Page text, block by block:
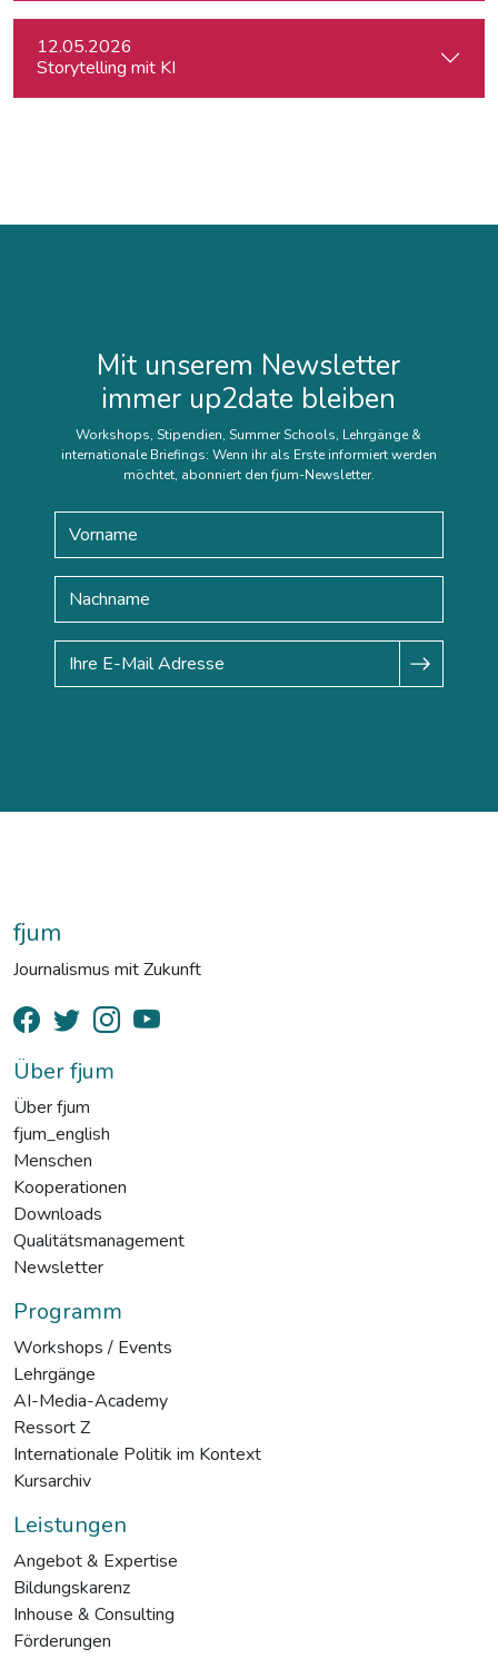
12.05.2026
Storytelling mit KI
Mit unserem Newsletter
immer up2date bleiben
Workshops, Stipendien, Summer Schools, Lehrgänge &
internationale Briefings: Wenn ihr als Erste informiert werden
möchtet, abonniert den fjum-Newsletter.
fjum
Journalismus mit Zukunft
Über fjum
Über fjum
fjum_english
Menschen
Kooperationen
Downloads
Qualitätsmanagement
Newsletter
Programm
Workshops / Events
Lehrgänge
AI-Media-Academy
Ressort Z
Internationale Politik im Kontext
Kursarchiv
Leistungen
Angebot & Expertise
Bildungskarenz
Inhouse & Consulting
Förderungen